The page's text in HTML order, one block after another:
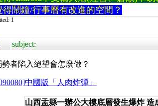
得鬧鐘/行事曆有改進的空間？
1
subject:
勢者陷入絕望會怎麼做？
中國版「人肉炸彈」
山西盂縣一辦公大樓底層發生爆炸 造